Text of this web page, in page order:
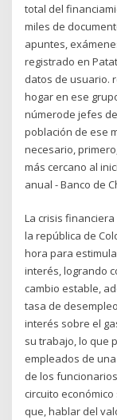
total del
miles de
apuntes,
registrado en
datos de usuario.
hogar en ese
númerode jefes
población de ese
necesario,
más cercano al
anual - Banco de
La crisis
la república de
hora para
interés, logrando
cambio estable,
tasa de
interés sobre el
su trabajo, lo que
empleados de
de los
circuito
que, hablar del